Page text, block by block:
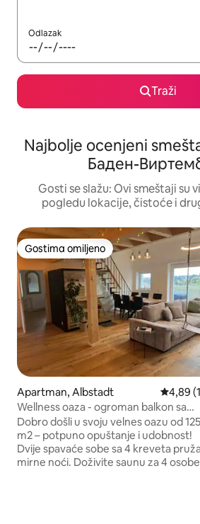
Odlazak
Traži
Najbolje ocenjeni
Баден-
Gosti se slažu: Ovi smeštaji su
pogledu lokacije, čistoće i
Gostima omiljeno
Gostima omiljeno
Apartman, Albstadt
4,89
Wellness oaza - ogroman balkon sa
sopstvenom saunom
Dobro došli u svoju velnes oazu od 125
m2 – potpuno opuštanje i udobnost!
Dvije spavaće sobe sa 4 kreveta
mirne noći. Doživite saunu za 4